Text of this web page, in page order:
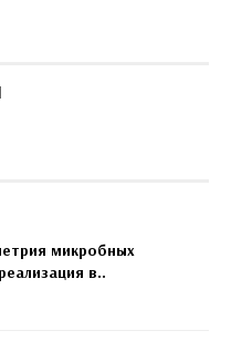
микробных
в..